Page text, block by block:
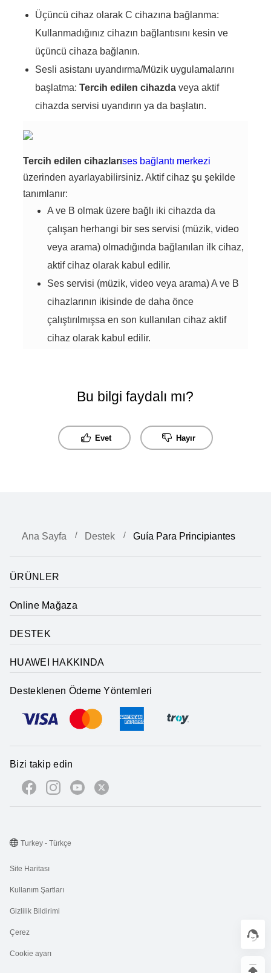
Üçüncü cihaz olarak C cihazına bağlanma:
Kullanmadığınız cihazın bağlantısını kesin ve
üçüncü cihaza bağlanın.
Sesli asistanı uyandırma/Müzik uygulamalarını
başlatma:Tercih edilen cihazda veya aktif
cihazda servisi uyandırın ya da başlatın.
Tercih edilen cihazlarıses bağlantı merkezi
üzerinden ayarlayabilirsiniz. Aktif cihaz şu şekilde
tanımlanır:
A ve B olmak üzere bağlı iki cihazda da
çalışan herhangi bir ses servisi (müzik, video
veya arama) olmadığında bağlanılan ilk cihaz,
aktif cihaz olarak kabul edilir.
Ses servisi (müzik, video veya arama) A ve B
cihazlarının ikisinde de daha önce
çalıştırılmışsa en son kullanılan cihaz aktif
cihaz olarak kabul edilir.
Bu bilgi faydalı mı?
Evet Hayır
Ana Sayfa Destek Guía Para Principiantes
ÜRÜNLER
Online Mağaza
DESTEK
HUAWEI HAKKINDA
Desteklenen Ödeme Yöntemleri
Bizi takip edin
Site Haritası
Kullanım Şartları
Gizlilik Bildirimi
Çerez
Cookie ayarı
Turkey - Türkçe